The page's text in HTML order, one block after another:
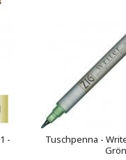
-
Tuschpenna -
Grön